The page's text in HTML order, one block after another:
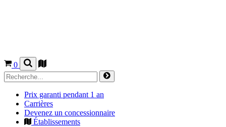
0
Prix garanti pendant 1 an
Carrières
Devenez un concessionnaire
Établissements